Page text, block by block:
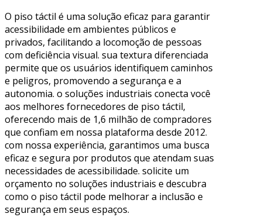
O piso táctil é uma solução eficaz para garantir
acessibilidade em ambientes públicos e
privados, facilitando a locomoção de pessoas
com deficiência visual. sua textura diferenciada
permite que os usuários identifiquem caminhos
e peligros, promovendo a segurança e a
autonomia. o soluções industriais conecta você
aos melhores fornecedores de piso táctil,
oferecendo mais de 1,6 milhão de compradores
que confiam em nossa plataforma desde 2012.
com nossa experiência, garantimos uma busca
eficaz e segura por produtos que atendam suas
necessidades de acessibilidade. solicite um
orçamento no soluções industriais e descubra
como o piso táctil pode melhorar a inclusão e
segurança em seus espaços.